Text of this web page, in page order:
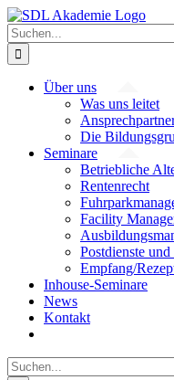
Zum
Inhalt
springen
Suche
nach:
Über uns
Was uns leitet
Die
Seminare
Betriebliche
Rentenrecht
Facility
Postdienste
Empfang/
Inhouse-Seminare
News
Kontakt
Suche